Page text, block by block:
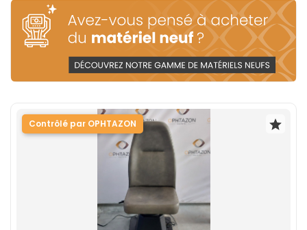
Contrôlé par OPHTAZON